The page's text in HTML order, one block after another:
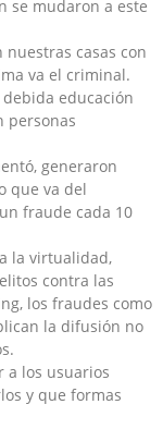
se mudaron a este
nuestras casas con
va el criminal.
educación
personas
generaron
que va del
fraude cada 10
la virtualidad,
contra las
los fraudes como
la difusión no
a los usuarios
y que formas